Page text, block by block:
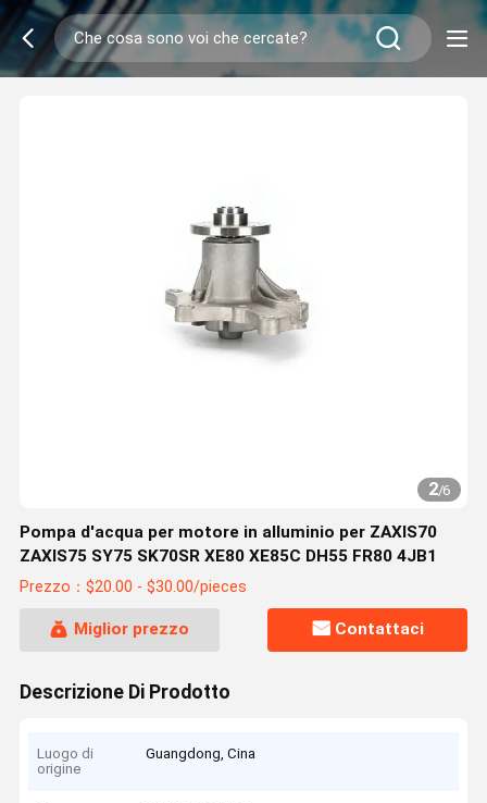
2/6
Pompa d'acqua per motore in alluminio per ZAXIS70
ZAXIS75 SY75 SK70SR XE80 XE85C DH55 FR80 4JB1
Prezzo：$20.00 - $30.00/pieces
Miglior prezzo Contattaci
Descrizione Di Prodotto
Luogo di
origine
Guangdong, Cina